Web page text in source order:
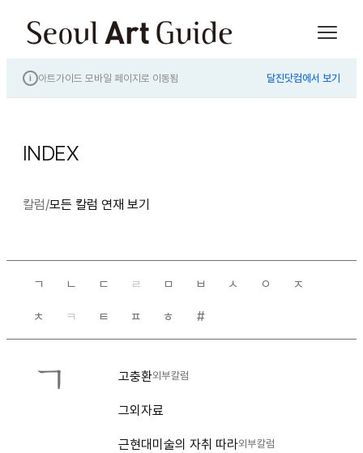
i 아트가이드 모바일 페이지로 이동됨 달진닷컴에서 보기
INDEX
칼럼/모든 칼럼 연재 보기
ㄱ ㄴ ㄷ ㄹ ㅁ ㅂ ㅅ ㅇ ㅈ
ㅊ ㅋ ㅌ ㅍ ㅎ #
ㄱ 고충환외부칼럼
그외자료
근현대미술의 자취 따라외부칼럼